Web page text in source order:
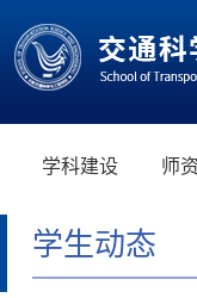
学科建设 师
学生动态